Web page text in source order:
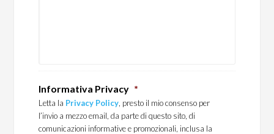
Informativa Privacy *
Letta la Privacy Policy , presto il mio consenso per
l’invio a mezzo email, da parte di questo sito, di
comunicazioni informative e promozionali, inclusa la